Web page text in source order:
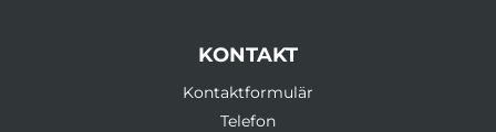
KONTAKT
Kontaktformulär
Telefon